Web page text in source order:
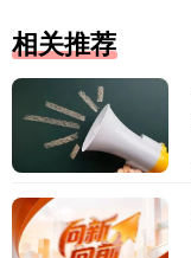
相关推荐